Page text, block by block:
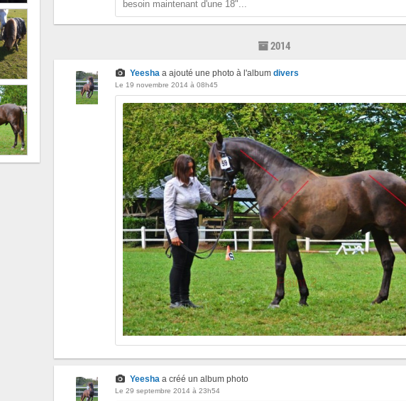
besoin maintenant d'une 18"...
2014
Yeesha a ajouté une photo à l'albumdivers
Le 19 novembre 2014 à 08h45
Yeesha a créé un album photo
Le 29 septembre 2014 à 23h54